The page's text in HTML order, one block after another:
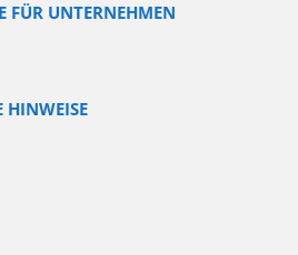
FÜR UNTERNEHMEN
HINWEISE